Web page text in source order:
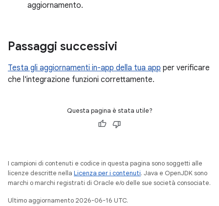
aggiornamento.
Passaggi successivi
Testa gli aggiornamenti in-app della tua app per verificare
che l'integrazione funzioni correttamente.
Questa pagina è stata utile?
I campioni di contenuti e codice in questa pagina sono soggetti alle
licenze descritte nella Licenza per i contenuti. Java e OpenJDK sono
marchi o marchi registrati di Oracle e/o delle sue società consociate.
Ultimo aggiornamento 2026-06-16 UTC.